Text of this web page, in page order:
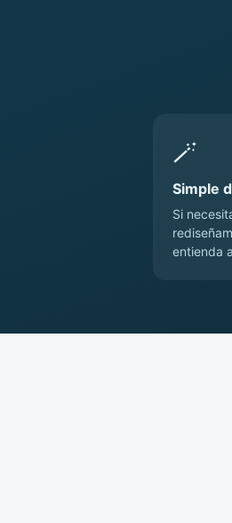
🪄
Simple
Si
entienda